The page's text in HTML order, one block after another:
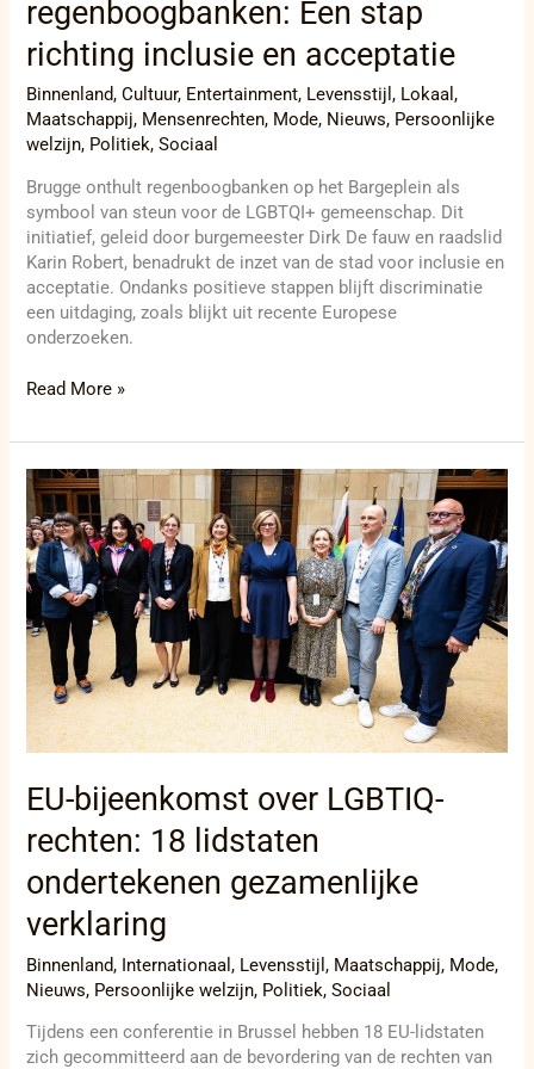
regenboogbanken: Een stap
richting inclusie en acceptatie
Binnenland,Cultuur, Entertainment, Levensstijl, Lokaal,
Maatschappij, Mensenrechten, Mode, Nieuws, Persoonlijke
welzijn, Politiek,Sociaal
Brugge onthult regenboogbanken op het Bargeplein als
symbool van steun voor de LGBTQI+ gemeenschap. Dit
initiatief, geleid door burgemeester Dirk De fauw en raadslid
Karin Robert, benadrukt de inzet van de stad voor inclusie en
acceptatie. Ondanks positieve stappen blijft discriminatie
een uitdaging, zoals blijkt uit recente Europese
onderzoeken.
Read More »
EU-bijeenkomst over LGBTIQ-
rechten: 18 lidstaten
ondertekenen gezamenlijke
verklaring
Binnenland, Internationaal, Levensstijl, Maatschappij, Mode,
Nieuws, Persoonlijke welzijn, Politiek,Sociaal
Tijdens een conferentie in Brussel hebben 18 EU-lidstaten
zich gecommitteerd aan de bevordering van de rechten van
EU-
bijeenkomst
over
LGBTIQ-
rechten:
18
lidstaten
ondertekenen
gezamenlijke
verklaring